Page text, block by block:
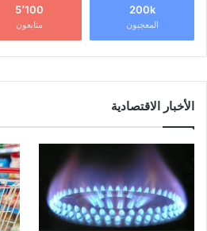
200k
المعجبون
5٬100
متابعون
الأخبار الاقتصادية